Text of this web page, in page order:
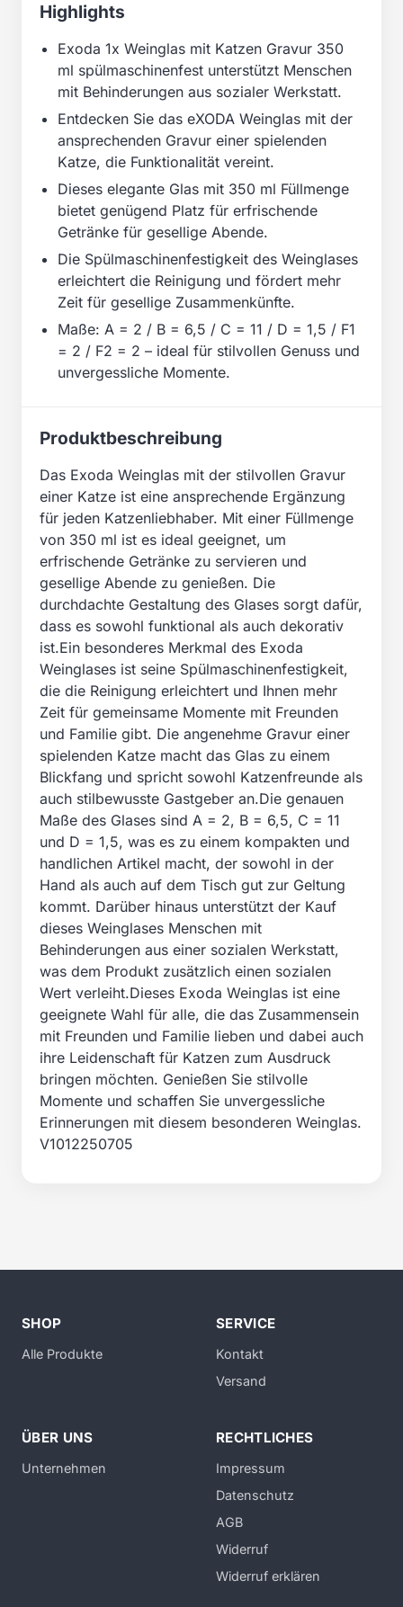
Highlights
Exoda 1x Weinglas mit Katzen Gravur 350
ml spülmaschinenfest unterstützt Menschen
mit Behinderungen aus sozialer Werkstatt.
Entdecken Sie das eXODA Weinglas mit der
ansprechenden Gravur einer spielenden
Katze, die Funktionalität vereint.
Dieses elegante Glas mit 350 ml Füllmenge
bietet genügend Platz für erfrischende
Getränke für gesellige Abende.
Die Spülmaschinenfestigkeit des Weinglases
erleichtert die Reinigung und fördert mehr
Zeit für gesellige Zusammenkünfte.
Maße: A = 2 / B = 6,5 / C = 11 / D = 1,5 / F1
= 2 / F2 = 2 – ideal für stilvollen Genuss und
unvergessliche Momente.
Produktbeschreibung
Das Exoda Weinglas mit der stilvollen Gravur
einer Katze ist eine ansprechende Ergänzung
für jeden Katzenliebhaber. Mit einer Füllmenge
von 350 ml ist es ideal geeignet, um
erfrischende Getränke zu servieren und
gesellige Abende zu genießen. Die
durchdachte Gestaltung des Glases sorgt dafür,
dass es sowohl funktional als auch dekorativ
ist.Ein besonderes Merkmal des Exoda
Weinglases ist seine Spülmaschinenfestigkeit,
die die Reinigung erleichtert und Ihnen mehr
Zeit für gemeinsame Momente mit Freunden
und Familie gibt. Die angenehme Gravur einer
spielenden Katze macht das Glas zu einem
Blickfang und spricht sowohl Katzenfreunde als
auch stilbewusste Gastgeber an.Die genauen
Maße des Glases sind A = 2, B = 6,5, C = 11
und D = 1,5, was es zu einem kompakten und
handlichen Artikel macht, der sowohl in der
Hand als auch auf dem Tisch gut zur Geltung
kommt. Darüber hinaus unterstützt der Kauf
dieses Weinglases Menschen mit
Behinderungen aus einer sozialen Werkstatt,
was dem Produkt zusätzlich einen sozialen
Wert verleiht.Dieses Exoda Weinglas ist eine
geeignete Wahl für alle, die das Zusammensein
mit Freunden und Familie lieben und dabei auch
ihre Leidenschaft für Katzen zum Ausdruck
bringen möchten. Genießen Sie stilvolle
Momente und schaffen Sie unvergessliche
Erinnerungen mit diesem besonderen Weinglas.
V1012250705
SHOP
Alle Produkte
SERVICE
Kontakt
Versand
ÜBER UNS
Unternehmen
RECHTLICHES
Impressum
Datenschutz
AGB
Widerruf
Widerruf erklären